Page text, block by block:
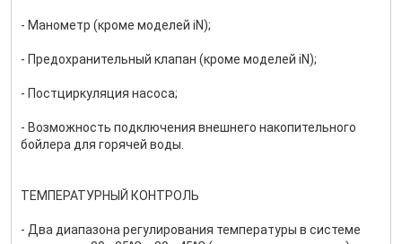
- Манометр (кроме моделей iN);
- Предохранительный клапан (кроме моделей iN);
- Постциркуляция насоса;
- Возможность подключения внешнего накопительного
бойлера для горячей воды.
ТЕМПЕРАТУРНЫЙ КОНТРОЛЬ
- Два диапазона регулирования температуры в системе